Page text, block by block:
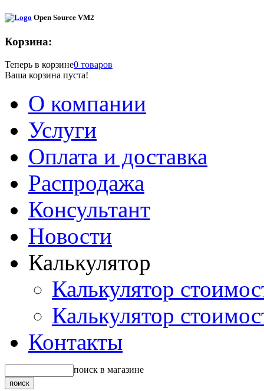
Open Source VM2
Корзина:
Теперь в корзине0 товаров
Ваша корзина пуста!
О компании
Услуги
Оплата и доставка
Распродажа
Консультант
Новости
Калькулятор
Калькулятор
Калькулятор
Контакты
поиск в магазине